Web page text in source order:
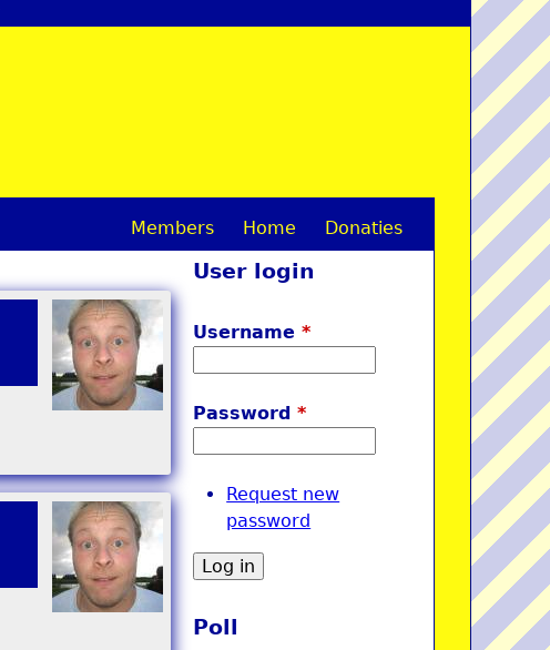
M
a
i
n
m
n
u
Members Home Donaties
User login
Username*
Password*
Request new
password
Poll